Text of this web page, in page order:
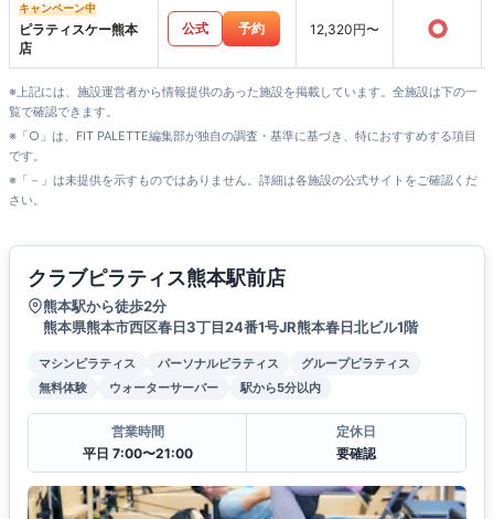
キャンペーン中
ピラティスケー熊本
店
公式 予約 12,320円〜 ○
※上記には、施設運営者から情報提供のあった施設を掲載しています。全施設は下の一
覧で確認できます。
※「○」は、FIT PALETTE編集部が独自の調査・基準に基づき、特におすすめする項目
です。
※「－」は未提供を示すものではありません。詳細は各施設の公式サイトをご確認くだ
さい。
クラブピラティス熊本駅前店
熊本駅から徒歩2分
熊本県熊本市西区春日3丁目24番1号JR熊本春日北ビル1階
マシンピラティス パーソナルピラティス
グループピラティス
無料体験
ウォーターサーバー 駅から5分以内
営業時間
平日 7:00〜21:00
定休日
要確認